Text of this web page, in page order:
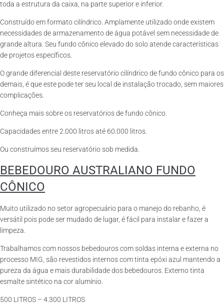
toda a estrutura da caixa, na parte superior e inferior.
Construído em formato cilíndrico. Amplamente utilizado onde existem
necessidades de armazenamento de água potável sem necessidade de
grande altura. Seu fundo cônico elevado do solo atende características
de projetos específicos.
O grande diferencial deste reservatório cilíndrico de fundo cônico para os
demais, é que este pode ter seu local de instalação trocado, sem maiores
complicações.
Conheça mais sobre os reservatórios de fundo cônico.
Capacidades entre 2.000 litros até 60.000 litros.
Ou construímos seu reservatório sob medida.
BEBEDOURO AUSTRALIANO FUNDO
CÔNICO
Muito utilizado no setor agropecuário para o manejo do rebanho, é
versátil pois pode ser mudado de lugar, é fácil para instalar e fazer a
limpeza.
Trabalhamos com nossos bebedouros com soldas interna e externa no
processo MIG, são revestidos internos com tinta epóxi azul mantendo a
pureza da água e mais durabilidade dos bebedouros. Externo tinta
esmalte sintético na cor alumínio.
500 LITROS – 4.300 LITROS